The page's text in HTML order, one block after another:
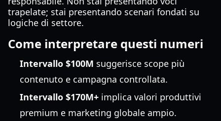
trapelate; stai presentando scenari fondati su
logiche di settore.
Come interpretare questi numeri
Intervallo $100M suggerisce scope più
contenuto e campagna controllata.
Intervallo $170M+ implica valori produttivi
premium e marketing globale ampio.